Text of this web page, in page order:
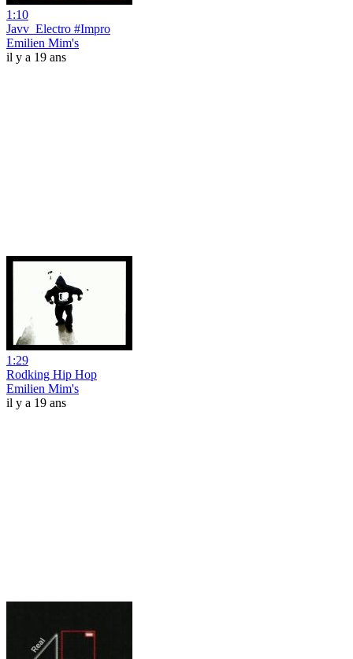
1:10
Javv_Electro #Impro
Emilien Mim's
il y a 19 ans
1:29
Rodking Hip Hop
Emilien Mim's
il y a 19 ans